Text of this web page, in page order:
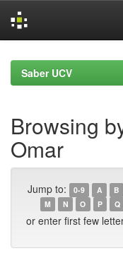
navigationSaber UCV
Browsing
Omar
Jump to: 0-9 A B
M
N O P Q
or enter first few